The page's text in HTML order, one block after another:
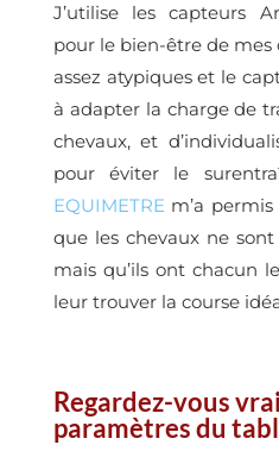
J’utilise les capteurs
pour le bien-être de mes
assez atypiques et le
à adapter la charge de
chevaux, et
pour éviter le
EQUIMETRE m’a
que les chevaux ne
mais qu’ils ont chacun
leur trouver la course
Regardez-vous
paramètres du